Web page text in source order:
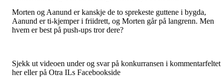
Morten og Aanund er kanskje de to sprekeste guttene i bygda,
Aanund er ti-kjemper i friidrett, og Morten går på langrenn. Men
hvem er best på push-ups tror dere?
Sjekk ut videoen under og svar på konkurransen i kommentarfeltet
her eller på Otra ILs Facebookside